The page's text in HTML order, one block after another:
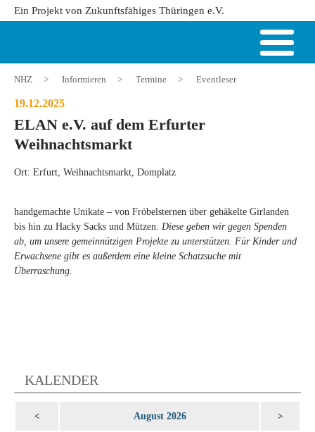
Ein Projekt von Zukunftsfähiges Thüringen e.V.
NHZ > Informieren > Termine > Eventleser
19.12.2025
ELAN e.V. auf dem Erfurter
Weihnachtsmarkt
Ort: Erfurt, Weihnachtsmarkt, Domplatz
handgemachte Unikate – von Fröbelsternen über gehäkelte Girlanden
bis hin zu Hacky Sacks und Mützen. Diese geben wir gegen Spenden
ab, um unsere gemeinnützigen Projekte zu unterstützen. Für Kinder und
Erwachsene gibt es außerdem eine kleine Schatzsuche mit
Überraschung.
KALENDER
< August 2026 >